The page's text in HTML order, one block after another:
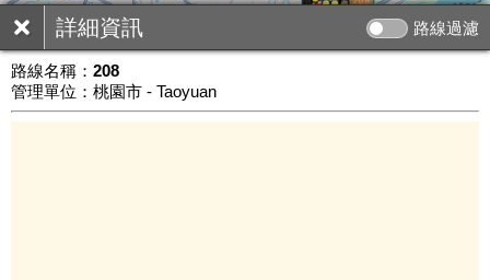
詳細資訊 路線過濾
路線名稱： 208
管理單位：桃園市 - Taoyuan